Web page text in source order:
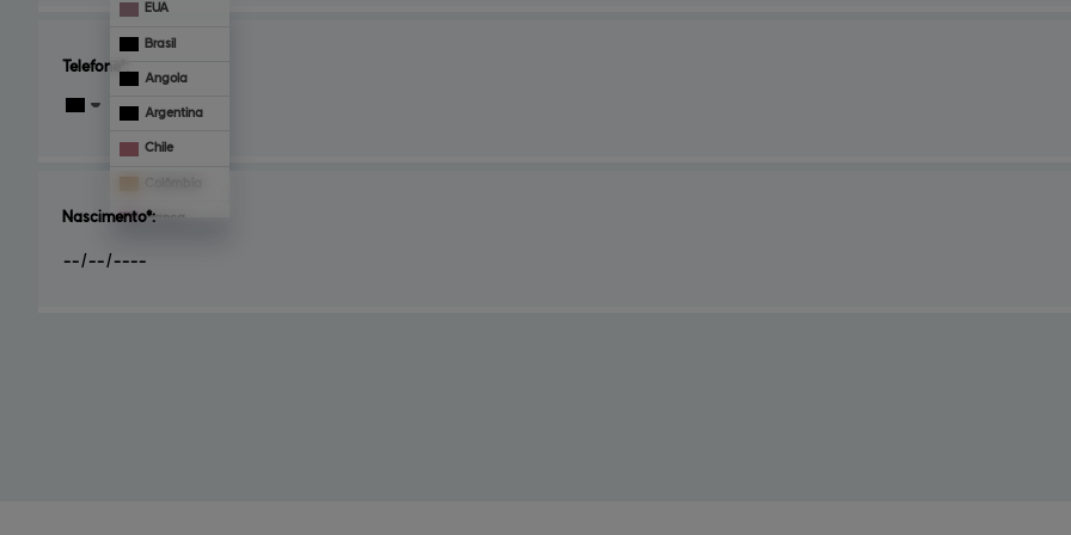
Telefone*:
EUA
Brasil
Angola
Argentina
Chile
França
Nascimento*: